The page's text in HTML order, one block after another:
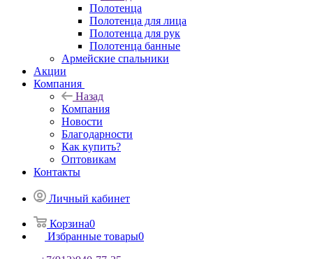
Полотенца
Полотенца для лица
Полотенца для рук
Полотенца банные
Армейские спальники
Акции
Компания
Назад
Компания
Новости
Благодарности
Как купить?
Оптовикам
Контакты
Личный кабинет
Корзина0
Избранные товары0